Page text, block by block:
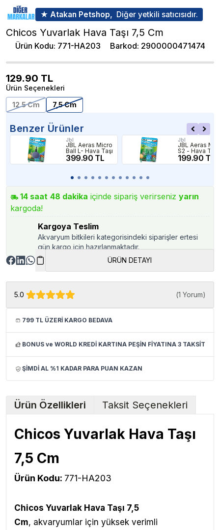
★ Atakan Petshop, Diğer yetkili satıcısıdır.
Chicos Yuvarlak Hava Taşı 7,5 Cm
Ürün Kodu: 771-HA203 Barkod: 2900000471474
129.90 TL
Ürün Seçenekleri
12.5 Cm
7,5 Cm
Benzer Ürünler
Jbl
JBL Aeras Micro
Ball L- Hava Taşı
399.90 TL
Jbl
JBL Aeras
S2 - Hava Taşı
199.90 TL
14 saat 48 dakika içinde sipariş verirseniz yarın
kargoda!
Kargoya Teslim
Akvaryum bitkileri kategorisindeki siparişler ertesi
gün kargo için hazırlanmaktadır.
ÜRÜN DETAYI
5.0 (1 Yorum)
799 TL ÜZERİ KARGO BEDAVA
BONUS ve WORLD KREDİ KARTINA PEŞİN FİYATINA 3 TAKSİT
ŞİMDİ AL %1 KADAR PARA PUAN KAZAN
Ürün Özellikleri Taksit Seçenekleri
Chicos Yuvarlak Hava Taşı
7,5 Cm
Ürün Kodu: 771-HA203
Chicos Yuvarlak Hava Taşı 7,5
Cm, akvaryumlar için yüksek verimli